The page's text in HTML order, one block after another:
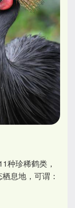
种珍稀鹤类，
息地，可谓：